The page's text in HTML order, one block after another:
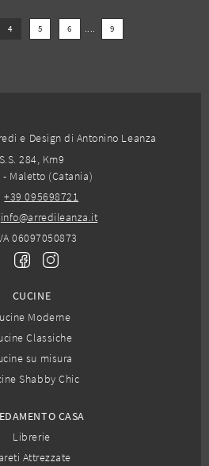
4 5 6 9
e Design di Antonino Leanza
S.S. 284, Km9
- Maletto (Catania)
+39 095698721
info@arredileanza.it
06097050873
CUCINE
Moderne
Classiche
su misura
Shabby Chic
CASA
Librerie
Attrezzate